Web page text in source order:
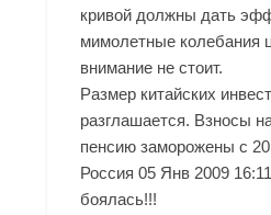
кривой должны дать
мимолетные колебания
внимание не стоит.
Размер китайских
разглашается. Взносы
пенсию заморожены с
Россия 05 Янв 2009
боялась!!!